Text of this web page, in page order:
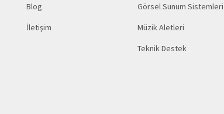
Blog
İletişim
Görsel Sunum Sistemleri
Müzik Aletleri
Teknik Destek